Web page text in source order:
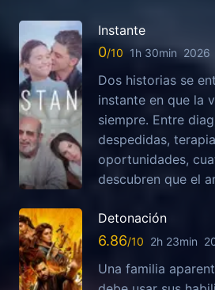
Instante
0 1h 30min 2026
Dos historias se
instante en que la
siempre. Entre
despedidas,
oportunidades,
descubren que el
Detonación
6.86 2h 23min
Una familia